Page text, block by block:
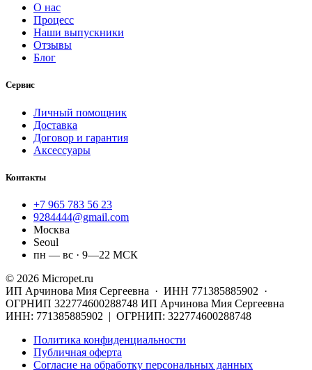
О нас
Процесс
Наши выпускники
Отзывы
Блог
Сервис
Личный помощник
Доставка
Договор и гарантия
Аксессуары
Контакты
+7 965 783 56 23
9284444@gmail.com
Москва
Seoul
пн — вс · 9—22 МСК
© 2026 Micropet.ru
ИП Арчинова Мия Сергеевна · ИНН 771385885902 ·
ОГРНИП 322774600288748 ИП Арчинова Мия Сергеевна
ИНН: 771385885902 | ОГРНИП: 322774600288748
Политика конфиденциальности
Публичная оферта
Согласие на обработку персональных данных